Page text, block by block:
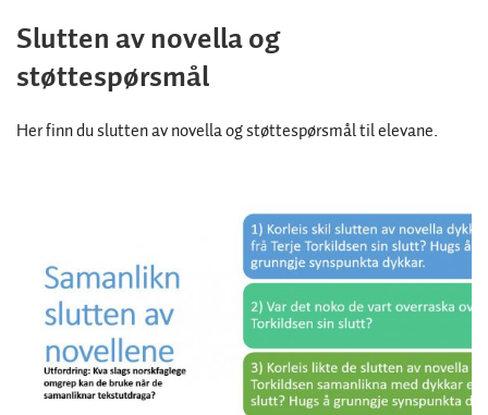
Slutten av novella og
støttespørsmål
Her finn du slutten av novella og støttespørsmål til elevane.